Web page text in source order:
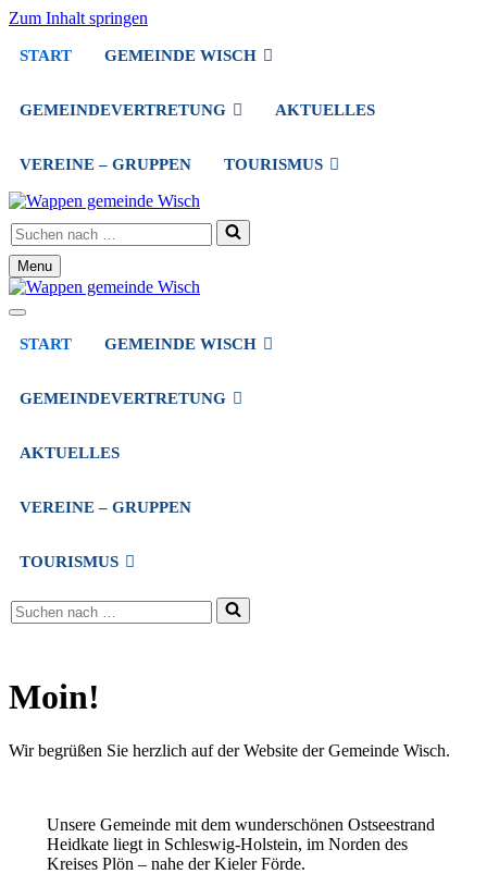
Zum Inhalt springen
START GEMEINDE WISCH
GEMEINDEVERTRETUNG AKTUELLES
VEREINE – GRUPPEN TOURISMUS
Suchen
nach …
Menu
Navigationsmenü
Navigationsmenü
START GEMEINDE WISCH
GEMEINDEVERTRETUNG
AKTUELLES
VEREINE – GRUPPEN
TOURISMUS
Suchen
nach …
Moin!
Wir begrüßen Sie herzlich auf der Website der Gemeinde Wisch.
Unsere Gemeinde mit dem wunderschönen Ostseestrand
Heidkate liegt in Schleswig-Holstein, im Norden des
Kreises Plön – nahe der Kieler Förde.